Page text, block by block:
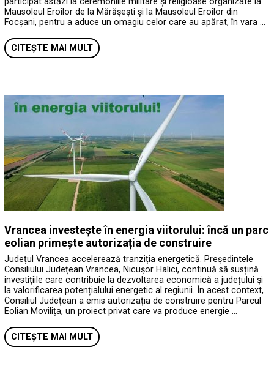
Mausoleul Eroilor de la Mărășești și la Mausoleul Eroilor din
Focșani, pentru a aduce un omagiu celor care au apărat, în vara …
CITEȘTE MAI MULT
Vrancea investește în energia viitorului: încă un parc
eolian primește autorizația de construire
Județul Vrancea accelerează tranziția energetică. Președintele
Consiliului Județean Vrancea, Nicușor Halici, continuă să susțină
investițiile care contribuie la dezvoltarea economică a județului și
la valorificarea potențialului energetic al regiunii. În acest context,
Consiliul Județean a emis autorizația de construire pentru Parcul
Eolian Movilița, un proiect privat care va produce energie …
CITEȘTE MAI MULT